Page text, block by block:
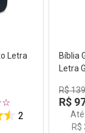
Letra
☆
2
Bíblia
Letra
R$
R$
Até
R$